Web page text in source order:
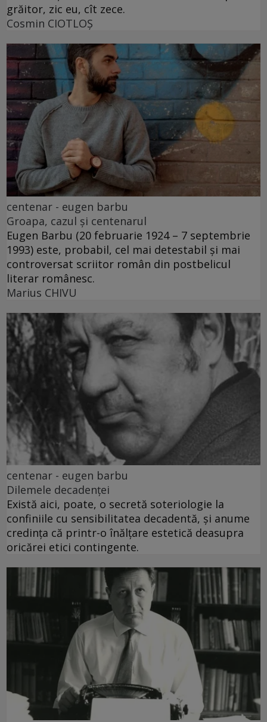
grăitor, zic eu, cît zece.
Cosmin CIOTLOŞ
centenar - eugen barbu
Groapa, cazul și centenarul
Eugen Barbu (20 februarie 1924 – 7 septembrie
1993) este, probabil, cel mai detestabil și mai
controversat scriitor român din postbelicul
literar românesc.
Marius CHIVU
centenar - eugen barbu
Dilemele decadenței
Există aici, poate, o secretă soteriologie la
confiniile cu sensibilitatea decadentă, și anume
credința că printr-o înălțare estetică deasupra
oricărei etici contingente.